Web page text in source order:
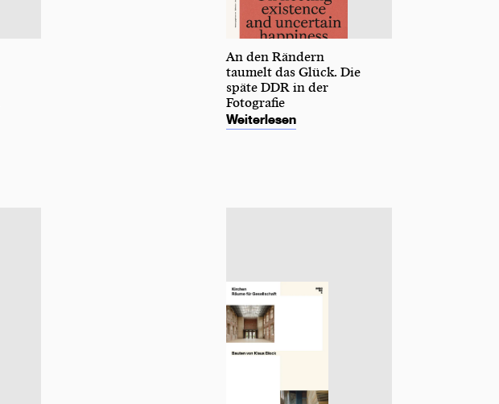
An den Rändern
taumelt das Glück. Die
späte DDR in der
Fotografie
Weiterlesen